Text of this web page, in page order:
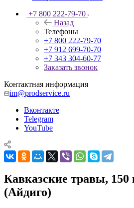
+7 800 222-79-70
Назад
Телефоны
+7 800 222-79-70
+7 912 699-70-70
+7 343 304-60-77
Заказать звонок
Контактная информация
im@prodservice.ru
Вконтакте
Telegram
YouTube
Кавказские травы, 150
(Айдиго)